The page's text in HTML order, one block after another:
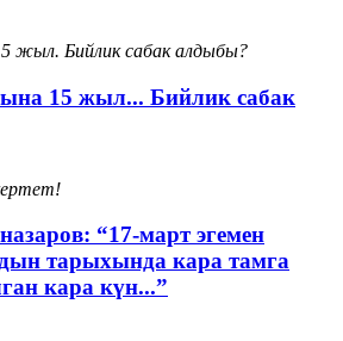
жыл. Бийлик сабак алдыбы?
15 жыл... Бийлик сабак
“17-март эгемен
тарыхында кара тамга
кара күн...”